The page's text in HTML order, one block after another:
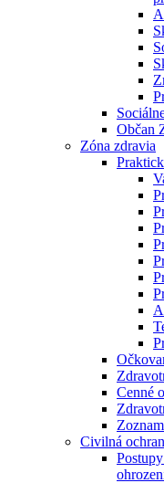
Občan
Zóna zdravia
Cenné
Civilná